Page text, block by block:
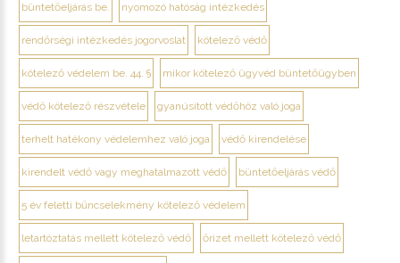
büntetőeljárás be. nyomozó hatóság intézkedés
rendőrségi intézkedés jogorvoslat kötelező védő
kötelező védelem be. 44. § mikor kötelező ügyvéd büntetőügyben
védő kötelező részvétele gyanúsított védőhöz való joga
terhelt hatékony védelemhez való joga védő kirendelése
kirendelt védő vagy meghatalmazott védő büntetőeljárás védő
5 év feletti bűncselekmény kötelező védelem
letartóztatás mellett kötelező védő őrizet mellett kötelező védő